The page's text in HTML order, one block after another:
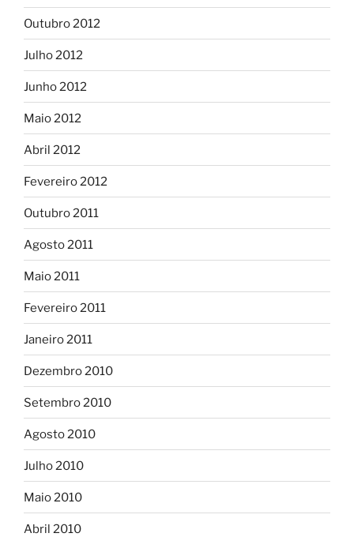
Outubro 2012
Julho 2012
Junho 2012
Maio 2012
Abril 2012
Fevereiro 2012
Outubro 2011
Agosto 2011
Maio 2011
Fevereiro 2011
Janeiro 2011
Dezembro 2010
Setembro 2010
Agosto 2010
Julho 2010
Maio 2010
Abril 2010